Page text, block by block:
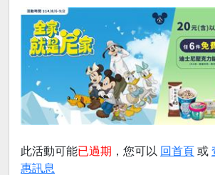
此活動可能已過期 ，您可以 回首頁 或
惠訊息